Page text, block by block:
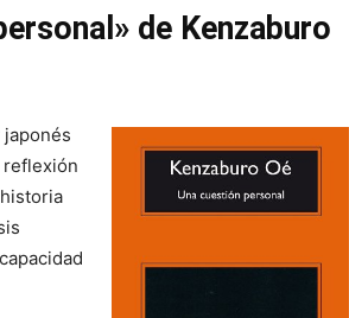
de Kenzaburo
reflexión